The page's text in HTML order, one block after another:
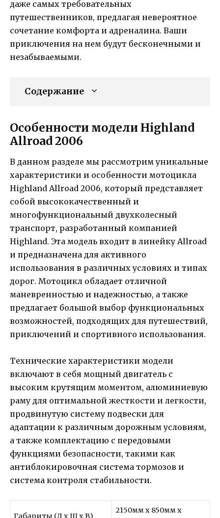
даже самых требовательных
путешественников, предлагая невероятное
сочетание комфорта и адреналина. Ваши
приключения на нем будут бесконечными и
незабываемыми.
Содержание
Особенности модели Highland
Allroad 2006
В данном разделе мы рассмотрим уникальные
характеристики и особенности мотоцикла
Highland Allroad 2006, который представляет
собой высококачественный и
многофункциональный двухколесный
транспорт, разработанный компанией
Highland. Эта модель входит в линейку Allroad
и предназначена для активного
использования в различных условиях и типах
дорог. Мотоцикл обладает отличной
маневренностью и надежностью, а также
предлагает большой выбор функциональных
возможностей, подходящих для путешествий,
приключений и спортивного использования.
Технические характеристики модели
включают в себя мощный двигатель с
высоким крутящим моментом, алюминиевую
раму для оптимальной жесткости и легкости,
продвинутую систему подвески для
адаптации к различным дорожным условиям,
а также комплектацию с передовыми
функциями безопасности, такими как
антиблокировочная система тормозов и
система контроля стабильности.
Габариты (Д x Ш x В)
2150мм x 850мм x